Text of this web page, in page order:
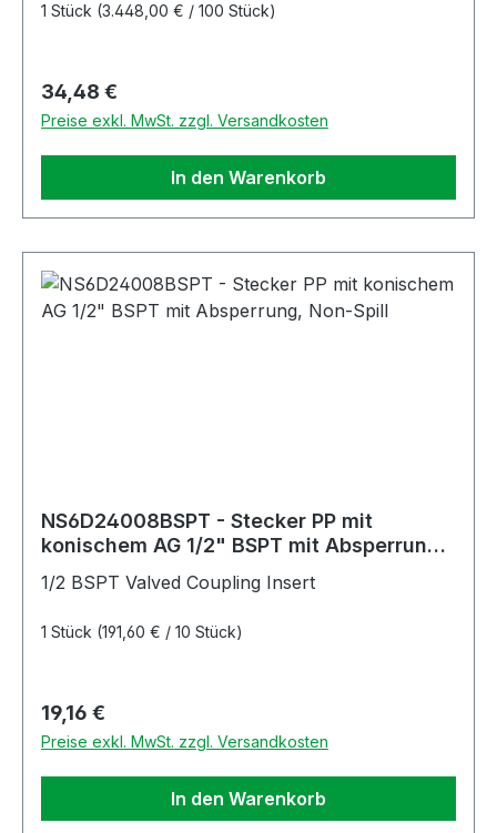
1 Stück (3.448,00 € / 100 Stück)
Regulärer Preis:
34,48 €
Preise exkl. MwSt. zzgl. Versandkosten
In den Warenkorb
NS6D24008BSPT - Stecker PP mit
konischem AG 1/2" BSPT mit Absperrung,
1/2 BSPT Valved Coupling Insert
1 Stück (191,60 € / 10 Stück)
Regulärer Preis:
19,16 €
Preise exkl. MwSt. zzgl. Versandkosten
In den Warenkorb